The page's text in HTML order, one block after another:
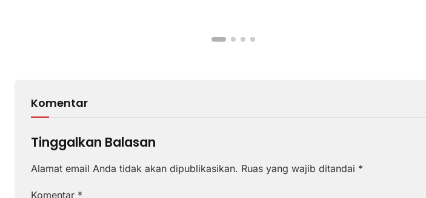
Komentar
Tinggalkan Balasan
Alamat email Anda tidak akan dipublikasikan. Ruas yang wajib ditandai *
Komentar *